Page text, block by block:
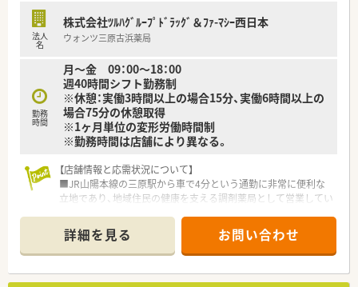
す。
【勤務実態について】
なく、1分単位で残業代が支給されるためサービス残業はありま
せん。
■年間休日は114日確保されており、週40時間の変形労働時間制
を採用することでワークライフバランスを保ちながら勤務でき
ます。
■有給休暇は1時間単位から取得可能となっており、平均取得日
能です。
法人
名
株式会社ﾂﾙﾊｸﾞﾙｰﾌﾟﾄﾞﾗｯｸﾞ＆ﾌｧ-ﾏｼｰ西日本
ウォンツ三原古浜薬局
勤務
時間
月～金 09：00～18：00
週40時間シフト勤務制
※休憩：実働3時間以上の場合15分、実働6時間以上の
場合75分の休憩取得
※1ヶ月単位の変形労働時間制
※勤務時間は店舗により異なる。
【店舗情報と応需状況について】
■JR山陽本線の三原駅から車で4分という通勤に非常に便利な
立地であり、地域住民の健康を支える調剤薬局として営業してい
■現在は薬剤師2名体制で運営しており、広域処方箋をメインに
応需しつつ、1日あたりの処方箋枚数は約30枚で落ち着いていま
す。
■調剤業務に集中できる環境を整えており、質の高い調剤業務を
詳細を見る お問い合わせ